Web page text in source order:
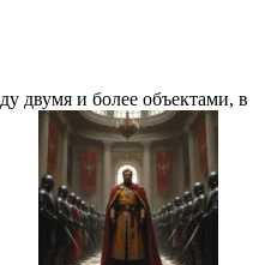
двумя и более объектами, в